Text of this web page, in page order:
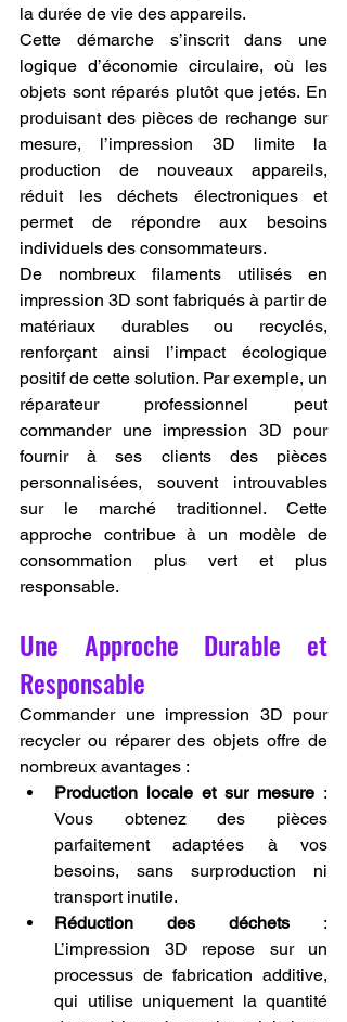
la durée de vie des appareils.
Cette démarche s’inscrit dans une
logique d’économie circulaire, où les
objets sont réparés plutôt que jetés. En
produisant des pièces de rechange sur
mesure, l’impression 3D limite la
production de nouveaux appareils,
réduit les déchets électroniques et
permet de répondre aux besoins
individuels des consommateurs.
De nombreux filaments utilisés en
impression 3D sont fabriqués à partir de
matériaux durables ou recyclés,
renforçant ainsi l’impact écologique
positif de cette solution. Par exemple, un
réparateur professionnel peut
commander une impression 3D pour
fournir à ses clients des pièces
personnalisées, souvent introuvables
sur le marché traditionnel. Cette
approche contribue à un modèle de
consommation plus vert et plus
responsable.
Une Approche Durable et
Responsable
Commander une impression 3D pour
recycler ou réparer des objets offre de
nombreux avantages :
Production locale et sur mesure :
Vous obtenez des pièces
parfaitement adaptées à vos
besoins, sans surproduction ni
transport inutile.
Réduction des déchets :
L’impression 3D repose sur un
processus de fabrication additive,
qui utilise uniquement la quantité